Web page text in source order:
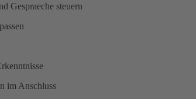
Gespraeche steuern
im Anschluss